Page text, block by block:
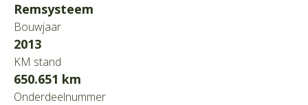
Remsysteem
Bouwjaar
2013
KM stand
650.651 km
Onderdeelnummer